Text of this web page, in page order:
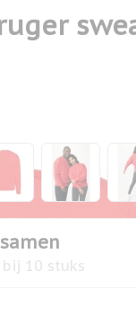
image
View larger image
View
10 stuks